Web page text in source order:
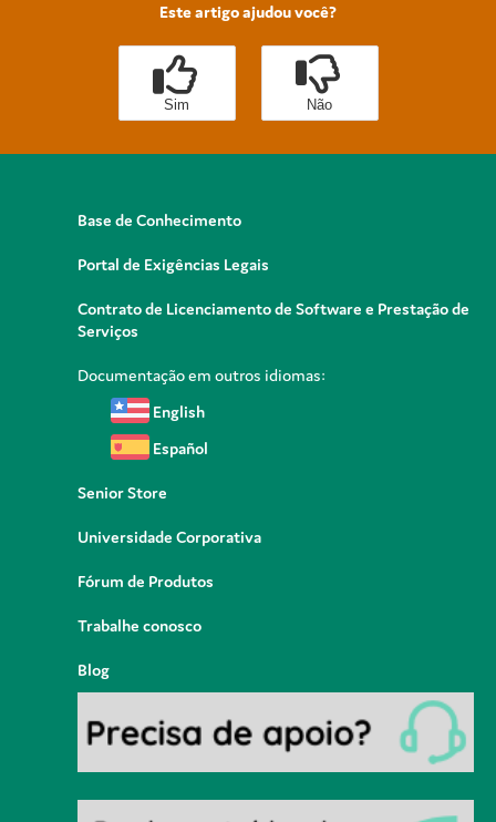
Este artigo ajudou você?
Sim Não
Base de Conhecimento
Portal de Exigências Legais
Contrato de Licenciamento de Software e Prestação de
Serviços
Documentação em outros idiomas:
English
Español
Senior Store
Universidade Corporativa
Fórum de Produtos
Trabalhe conosco
Blog